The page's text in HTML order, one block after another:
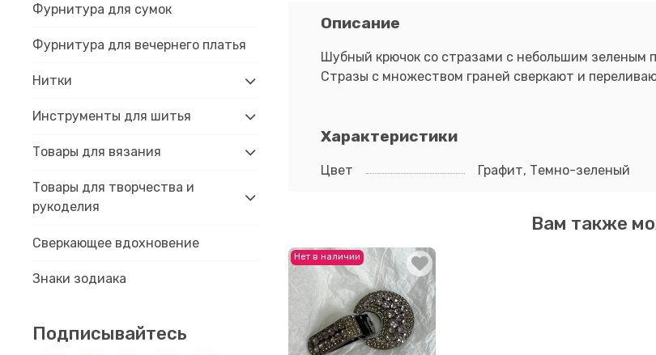
Описание
Шубный крючок со стразами с небольшим зеленым
Стразы с множеством граней сверкают и
Характеристики
Цвет Графит, Темно-зеленый
Вам также
Нет в наличии
Фурнитура для сумок
Фурнитура для вечернего платья
Нитки
Инструменты для шитья
Товары для вязания
Товары для творчества и
рукоделия
Сверкающее вдохновение
Знаки зодиака
Подписывайтесь